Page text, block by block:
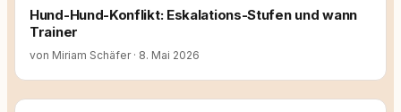
Hund-Hund-Konflikt: Eskalations-Stufen und wann
Trainer
von Miriam Schäfer · 8. Mai 2026